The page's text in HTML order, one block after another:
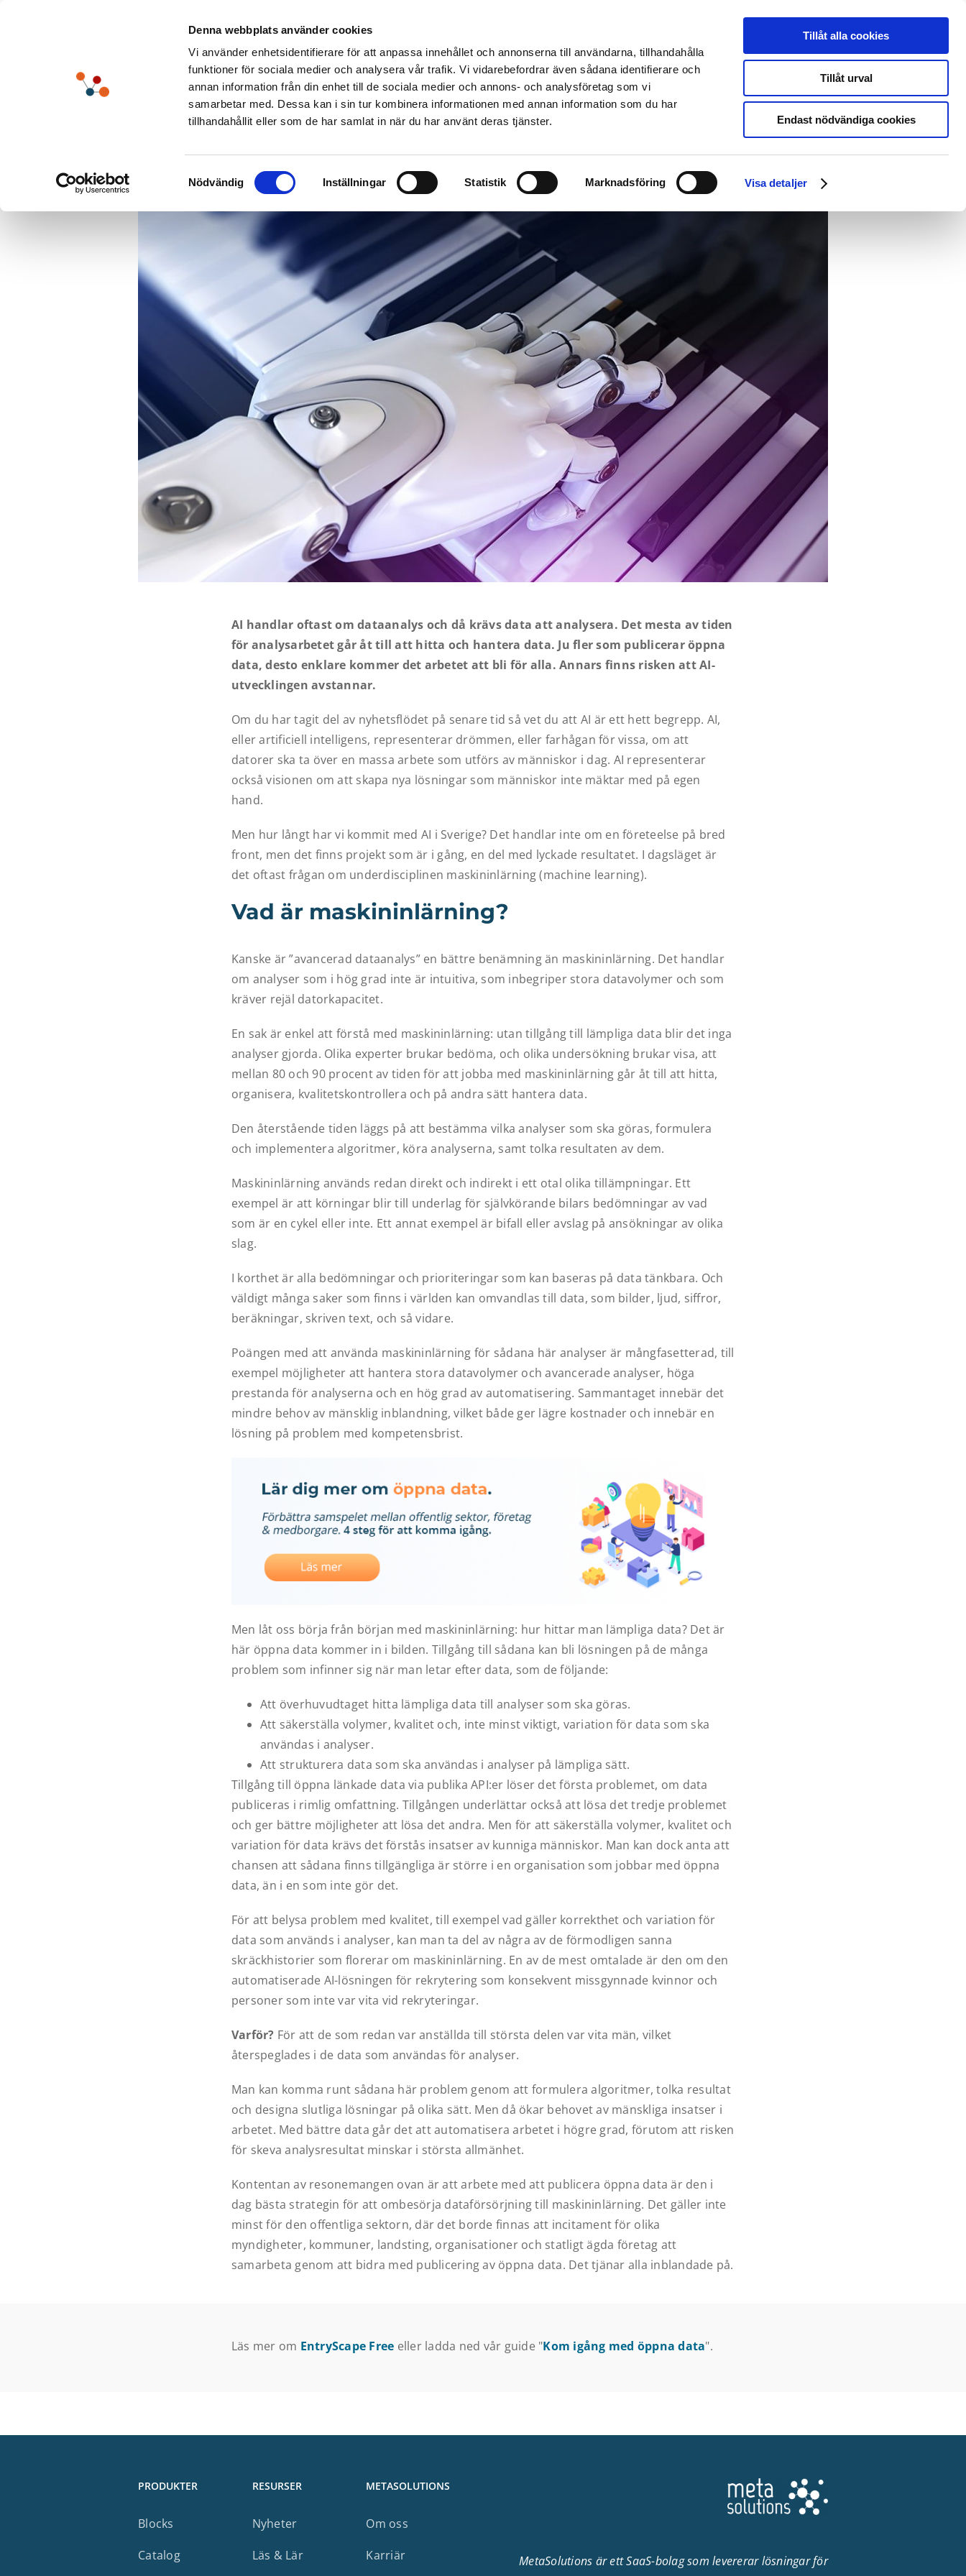
Denna webbplats använder cookies
Vi använder enhetsidentifierare för att anpassa innehållet och annonserna till användarna, tillhandahålla
funktioner för sociala medier och analysera vår trafik. Vi vidarebefordrar även sådana identifierare och
annan information från din enhet till de sociala medier och annons- och analysföretag som vi
samarbetar med. Dessa kan i sin tur kombinera informationen med annan information som du har
tillhandahållit eller som de har samlat in när du har använt deras tjänster.
Samtyckesval
Nödvändig Inställningar Statistik Marknadsföring Visa detaljer
Tillåt alla cookies
Tillåt urval
Endast nödvändiga cookies
English Deutsch
Lösningar Produkter Priser Resurser Blogg Om oss EntryScape Free
Blir det någon AI-revolution utan öppna data?
AI handlar oftast om dataanalys och då krävs data att analysera. Det mesta av tiden
för analysarbetet går åt till att hitta och hantera data. Ju fler som publicerar öppna
data, desto enklare kommer det arbetet att bli för alla. Annars finns risken att AI-
utvecklingen avstannar.
Om du har tagit del av nyhetsflödet på senare tid så vet du att AI är ett hett begrepp. AI,
eller artificiell intelligens, representerar drömmen, eller farhågan för vissa, om att
datorer ska ta över en massa arbete som utförs av människor i dag. AI representerar
också visionen om att skapa nya lösningar som människor inte mäktar med på egen
hand.
Men hur långt har vi kommit med AI i Sverige? Det handlar inte om en företeelse på bred
front, men det finns projekt som är i gång, en del med lyckade resultatet. I dagsläget är
det oftast frågan om underdisciplinen maskininlärning (machine learning).
Vad är maskininlärning?
Kanske är ”avancerad dataanalys” en bättre benämning än maskininlärning. Det handlar
om analyser som i hög grad inte är intuitiva, som inbegriper stora datavolymer och som
kräver rejäl datorkapacitet.
En sak är enkel att förstå med maskininlärning: utan tillgång till lämpliga data blir det inga
analyser gjorda. Olika experter brukar bedöma, och olika undersökning brukar visa, att
mellan 80 och 90 procent av tiden för att jobba med maskininlärning går åt till att hitta,
organisera, kvalitetskontrollera och på andra sätt hantera data.
Den återstående tiden läggs på att bestämma vilka analyser som ska göras, formulera
och implementera algoritmer, köra analyserna, samt tolka resultaten av dem.
Maskininlärning används redan direkt och indirekt i ett otal olika tillämpningar. Ett
exempel är att körningar blir till underlag för självkörande bilars bedömningar av vad
som är en cykel eller inte. Ett annat exempel är bifall eller avslag på ansökningar av olika
slag.
I korthet är alla bedömningar och prioriteringar som kan baseras på data tänkbara. Och
väldigt många saker som finns i världen kan omvandlas till data, som bilder, ljud, siffror,
beräkningar, skriven text, och så vidare.
Poängen med att använda maskininlärning för sådana här analyser är mångfasetterad, till
exempel möjligheter att hantera stora datavolymer och avancerade analyser, höga
prestanda för analyserna och en hög grad av automatisering. Sammantaget innebär det
mindre behov av mänsklig inblandning, vilket både ger lägre kostnader och innebär en
lösning på problem med kompetensbrist.
Men låt oss börja från början med maskininlärning: hur hittar man lämpliga data? Det är
här öppna data kommer in i bilden. Tillgång till sådana kan bli lösningen på de många
problem som infinner sig när man letar efter data, som de följande:
Att överhuvudtaget hitta lämpliga data till analyser som ska göras.
Att säkerställa volymer, kvalitet och, inte minst viktigt, variation för data som ska
användas i analyser.
Att strukturera data som ska användas i analyser på lämpliga sätt.
Tillgång till öppna länkade data via publika API:er löser det första problemet, om data
publiceras i rimlig omfattning. Tillgången underlättar också att lösa det tredje problemet
och ger bättre möjligheter att lösa det andra. Men för att säkerställa volymer, kvalitet och
variation för data krävs det förstås insatser av kunniga människor. Man kan dock anta att
chansen att sådana finns tillgängliga är större i en organisation som jobbar med öppna
data, än i en som inte gör det.
För att belysa problem med kvalitet, till exempel vad gäller korrekthet och variation för
data som används i analyser, kan man ta del av några av de förmodligen sanna
skräckhistorier som florerar om maskininlärning. En av de mest omtalade är den om den
automatiserade AI-lösningen för rekrytering som konsekvent missgynnade kvinnor och
personer som inte var vita vid rekryteringar.
Varför? För att de som redan var anställda till största delen var vita män, vilket
återspeglades i de data som användas för analyser.
Man kan komma runt sådana här problem genom att formulera algoritmer, tolka resultat
och designa slutliga lösningar på olika sätt. Men då ökar behovet av mänskliga insatser i
arbetet. Med bättre data går det att automatisera arbetet i högre grad, förutom att risken
för skeva analysresultat minskar i största allmänhet.
Kontentan av resonemangen ovan är att arbete med att publicera öppna data är den i
dag bästa strategin för att ombesörja dataförsörjning till maskininlärning. Det gäller inte
minst för den offentliga sektorn, där det borde finnas att incitament för olika
myndigheter, kommuner, landsting, organisationer och statligt ägda företag att
samarbeta genom att bidra med publicering av öppna data. Det tjänar alla inblandade på.
Läs mer om EntryScape Free eller ladda ned vår guide "Kom igång med öppna data".
PRODUKTER
Blocks
Catalog
RESURSER
Nyheter
Läs & Lär
METASOLUTIONS
Om oss
Karriär
MetaSolutions är ett SaaS-bolag som levererar lösningar för